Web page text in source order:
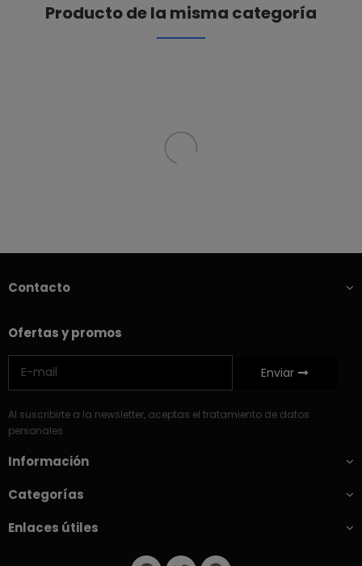
Producto de la misma categoría
Contacto
Ofertas y promos
Enviar
Al suscribirte a la newsletter, aceptas el tratamiento de datos
personales
Información
Categorías
Enlaces útiles